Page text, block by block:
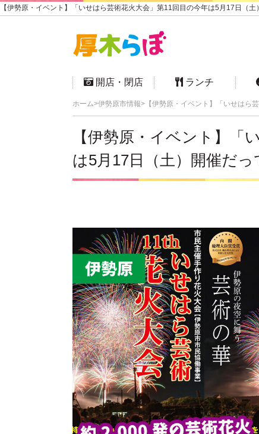
【伊勢原・イベント】「いせはら芸術花火大会」第11回目の今年は5月17日（
開店・閉店 ランチ
ホーム 伊勢原市情報 【伊勢原・イベント】「いせはら
【伊勢原・イベント】「
は5月17日（土）開催だっ